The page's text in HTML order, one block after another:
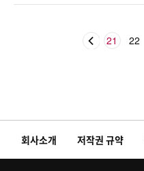
21 22
회사소개 저작권 규약